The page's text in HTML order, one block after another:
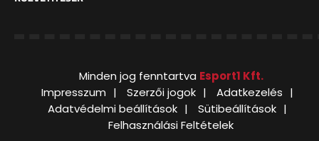
Minden jog fenntartva Esport1 Kft.
Impresszum
Szerzői jogok
Adatkezelés
Adatvédelmi beállítások
Sütibeállítások
Felhasználási Feltételek